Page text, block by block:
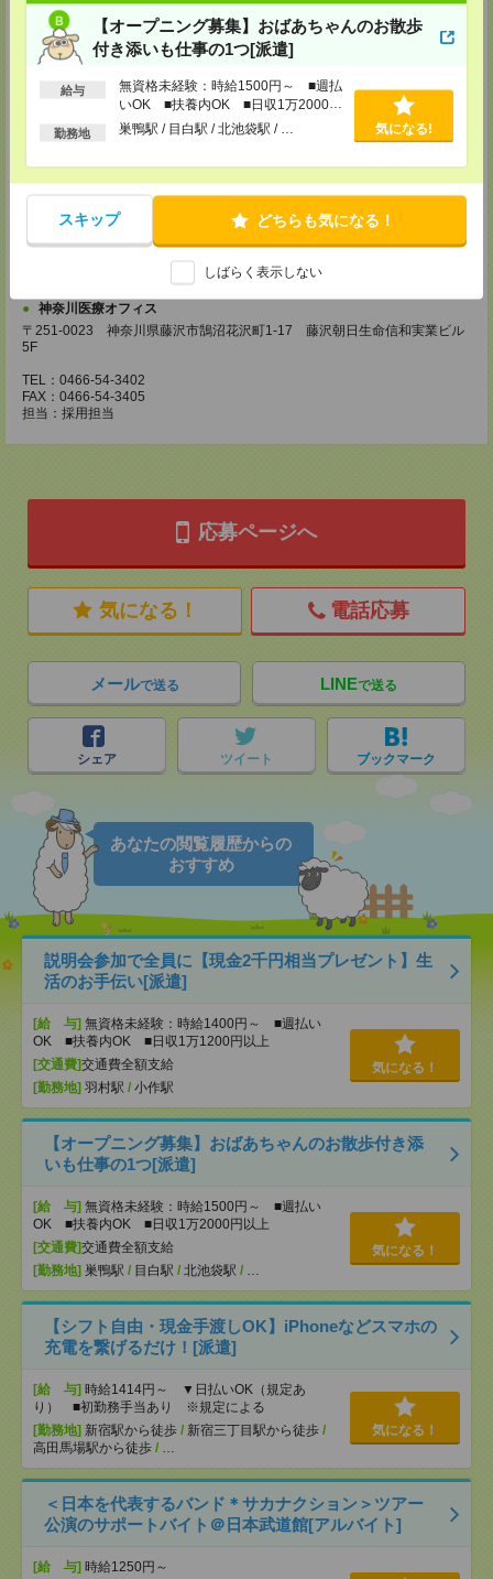
【オープニング募集】おばあちゃんのお散歩
付き添いも仕事の1つ[派遣]
給与
無資格未経験：時給1500円～ ■週払
いOK ■扶養内OK ■日収1万2000円
以上
勤務地 巣鴨駅 / 目白駅 / 北池袋駅 / … 気になる!
スキップ どちらも気になる！
しばらく表示しない
TEL：042-728-3021
FAX：042-728-3025
担当：採用担当
川崎医療オフィス・横浜医療オフィス
〒210-0007 神奈川県川崎市川崎区駅前本町3-1 NMF川崎東口ビル7F
TEL：044-233-3501
FAX：044-233-4305
横浜介護オフィス
〒221-0835 神奈川県横浜市神奈川区鶴屋町2-23-2 TSプラザビルディング
TEL：045-320-1901
神奈川医療オフィス
〒251-0023 神奈川県藤沢市鵠沼花沢町1-17 藤沢朝日生命信和実業ビル
5F
TEL：0466-54-3402
FAX：0466-54-3405
担当：採用担当
応募ページへ
気になる！ 電話応募
メールで送る LINEで送る
シェア ツイート ブックマーク
あなたの閲覧履歴からの
おすすめ
説明会参加で全員に【現金2千円相当プレゼント】生
活のお手伝い[派遣]
[給 与] 無資格未経験：時給1400円～ ■週払い
OK ■扶養内OK ■日収1万1200円以上
[交通費]交通費全額支給
[勤務地] 羽村駅 / 小作駅
気になる！
【オープニング募集】おばあちゃんのお散歩付き添
いも仕事の1つ[派遣]
[給 与] 無資格未経験：時給1500円～ ■週払い
OK ■扶養内OK ■日収1万2000円以上
[交通費]交通費全額支給
[勤務地] 巣鴨駅 / 目白駅 / 北池袋駅 / …
気になる！
【シフト自由・現金手渡しOK】iPhoneなどスマホの
充電を繋げるだけ！[派遣]
[給 与] 時給1414円～ ▼日払いOK（規定あ
り） ■初勤務手当あり ※規定による
[勤務地] 新宿駅から徒歩 / 新宿三丁目駅から徒歩 /
高田馬場駅から徒歩 / …
気になる！
＜日本を代表するバンド＊サカナクション＞ツアー
公演のサポートバイト＠日本武道館[アルバイト]
[給 与] 時給1250円～